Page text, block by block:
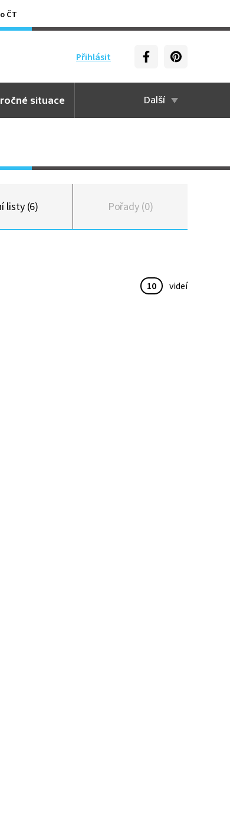
ČT
Přihlásit
situace Další
listy (6) Pořady (0)
10 videí